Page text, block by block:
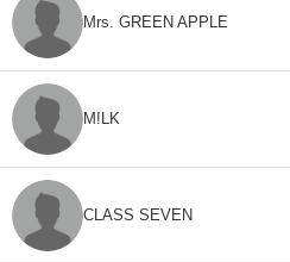
Mrs. GREEN APPLE
M!LK
CLASS SEVEN